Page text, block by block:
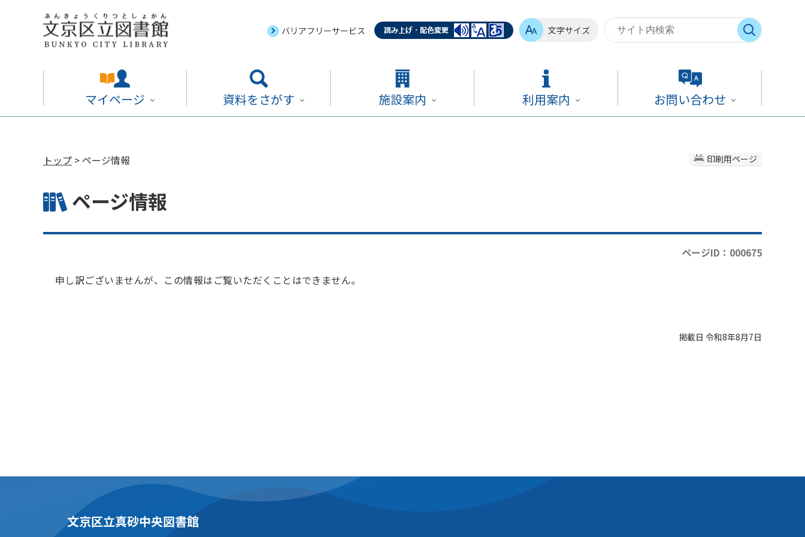
バリアフリーサービス 文字サイズ
マイページ 資料をさがす 施設案内 利用案内 お問い合わせ
印刷用ページ
トップ > ページ情報
ページ情報
ページID：000675
申し訳ございませんが、この情報はご覧いただくことはできません。
掲載日 令和8年8月7日
文京区立真砂中央図書館